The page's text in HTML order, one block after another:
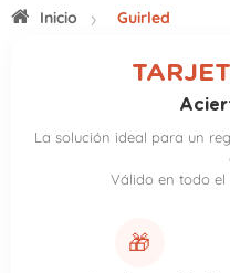
Inicio Guirled
La solución ideal para un
Válido en todo el
🎁